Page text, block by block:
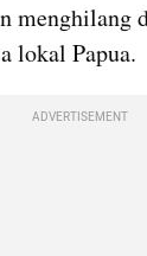
menghilang
lokal Papua.
ADVERTISEMENT